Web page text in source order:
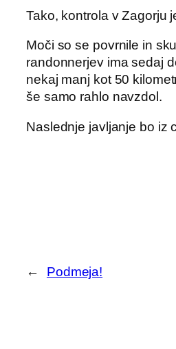
Tako, kontrola v Zagorju
Moči so se povrnile in
randonnerjev ima sedaj
nekaj manj kot 50
še samo rahlo navzdol.
Naslednje javljanje bo iz
← Podmeja!